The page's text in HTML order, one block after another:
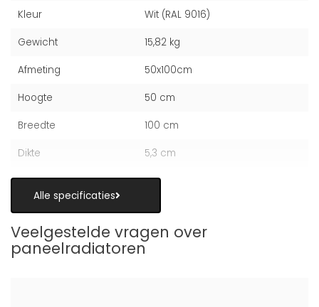
Kleur Wit (RAL 9016)
Gewicht 15,82 kg
Afmeting 50x100cm
Hoogte 50 cm
Breedte 100 cm
Dikte 5,3 cm
Alle specificaties
Veelgestelde vragen over
paneelradiatoren